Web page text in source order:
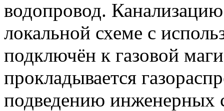
водопровод. Канализацию
локальной схеме с
подключён к газовой
прокладывается
подведению инженерных